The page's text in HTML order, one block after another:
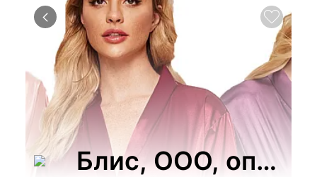
Блис, ООО,